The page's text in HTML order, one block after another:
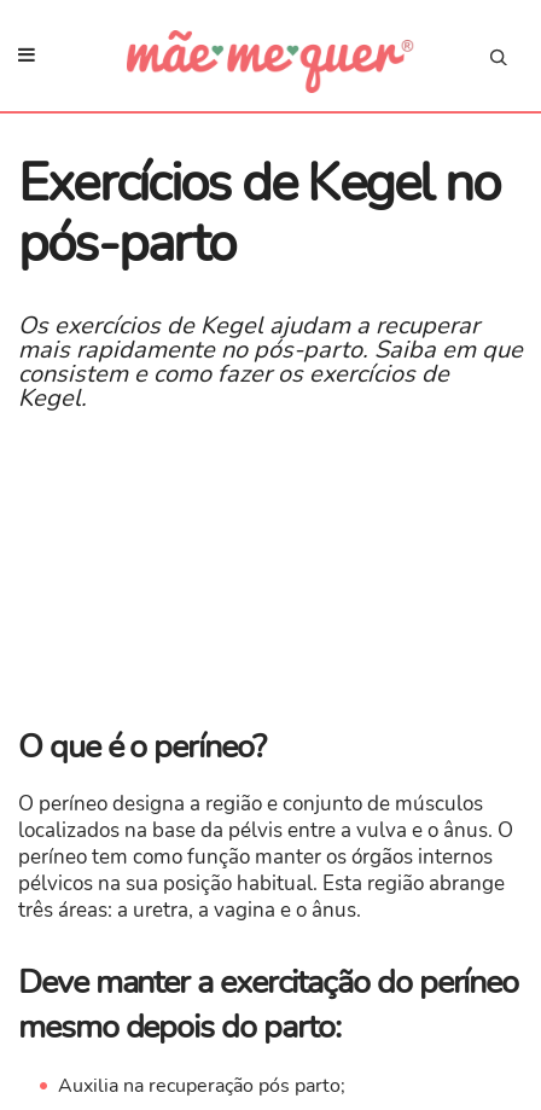
Exercícios de Kegel no
pós-parto
​Os exercícios de Kegel ajudam a recuperar
mais rapidamente no pós-parto. Saiba em que
consistem e como fazer os exercícios de
Kegel.
O que é o períneo?
O períneo designa a região e conjunto de músculos
localizados na base da pélvis entre a vulva e o ânus. O
períneo tem como função manter os órgãos internos
pélvicos na sua posição habitual. Esta região abrange
três áreas: a uretra, a vagina e o ânus.
Deve manter a exercitação do períneo
mesmo depois do parto:
Auxilia na recuperação pós parto;